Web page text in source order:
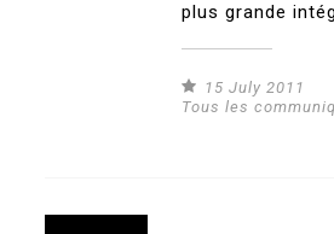
plus grande
15 July 2011
Tous les